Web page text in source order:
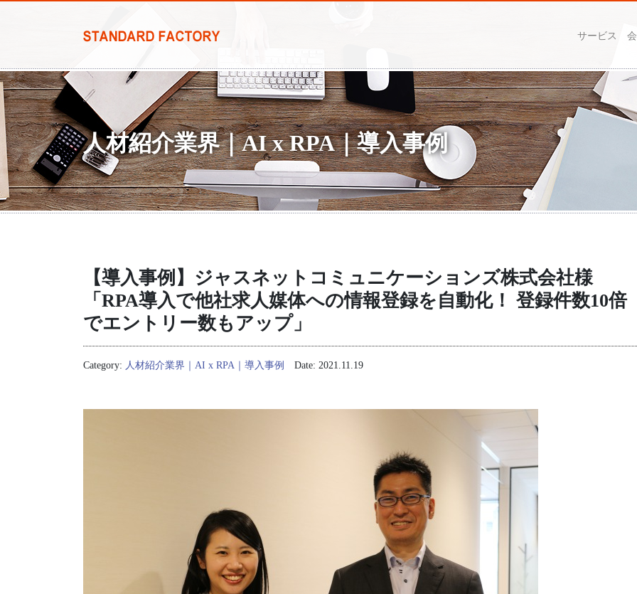
サービス
人材紹介業界｜AI x RPA｜導入事例
【導入事例】ジャスネットコミュニケーションズ株式会社様
「RPA導入で他社求人媒体への情報登録を自動化！ 登録件数10倍
でエントリー数もアップ」
Category: 人材紹介業界｜AI x RPA｜導入事例 Date: 2021.11.19